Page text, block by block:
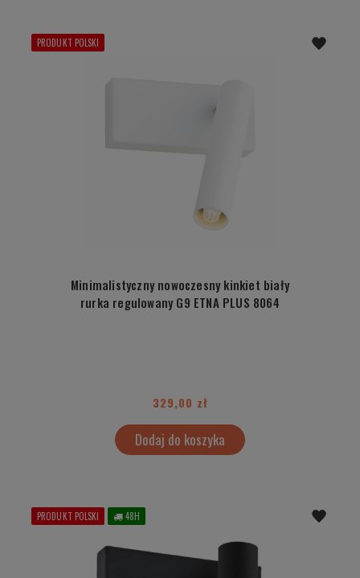
Minimalistyczny nowoczesny kinkiet biały
rurka regulowany G9 ETNA PLUS 8064
329,00 zł
Dodaj do koszyka
PRODUKT POLSKI
PRODUKT POLSKI 48H